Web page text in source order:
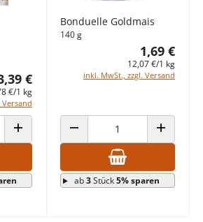
€
€/1 kg
ANZAHL ERHÖHEN
Bonduelle Goldmais
140 g
1,69 €
12,07 €/1 kg
inkl. MwSt., zzgl. Versand
ANZAHL VERRINGERN ANZAHL
ab3Stück5% sparen